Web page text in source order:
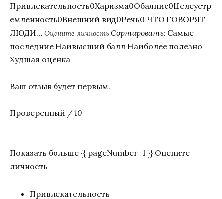
Привлекательность0Харизма0Обаяние0Целеустр
емленность0Внешний вид0Речь0 ЧТО ГОВОРЯТ
ЛЮДИ… Оцените личность Сортировать: Самые
последние Наивысший балл Наиболее полезно
Худшая оценка
Ваш отзыв будет первым.
Проверенный / 10
Показать больше {{ pageNumber+1 }} Оцените
личность
Привлекательность